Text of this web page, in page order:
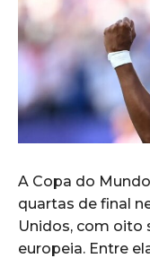
A Copa do
quartas de final
Unidos, com oito
europeia. Entre